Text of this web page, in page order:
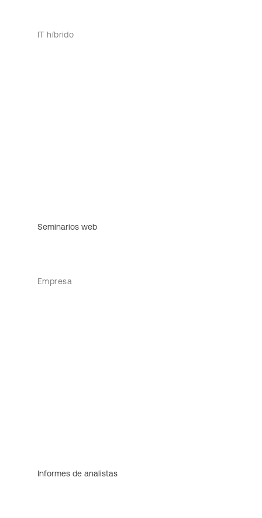
IT híbrido
Seminarios web
Empresa
Informes de analistas